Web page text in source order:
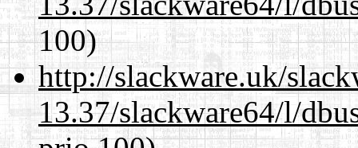
100)
http://slackware.uk/
13.37/slackware64/l/